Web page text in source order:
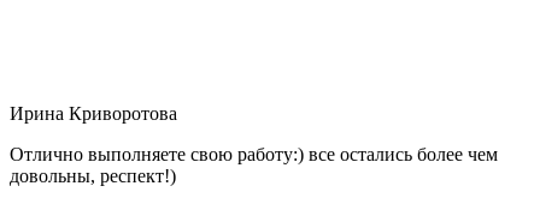
Ирина Криворотова
Отлично выполняете свою работу:) все остались более чем
довольны, респект!)